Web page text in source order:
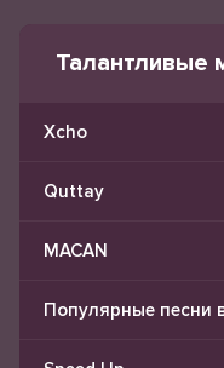
Талантливые
Xcho
Quttay
MACAN
Популярные песни